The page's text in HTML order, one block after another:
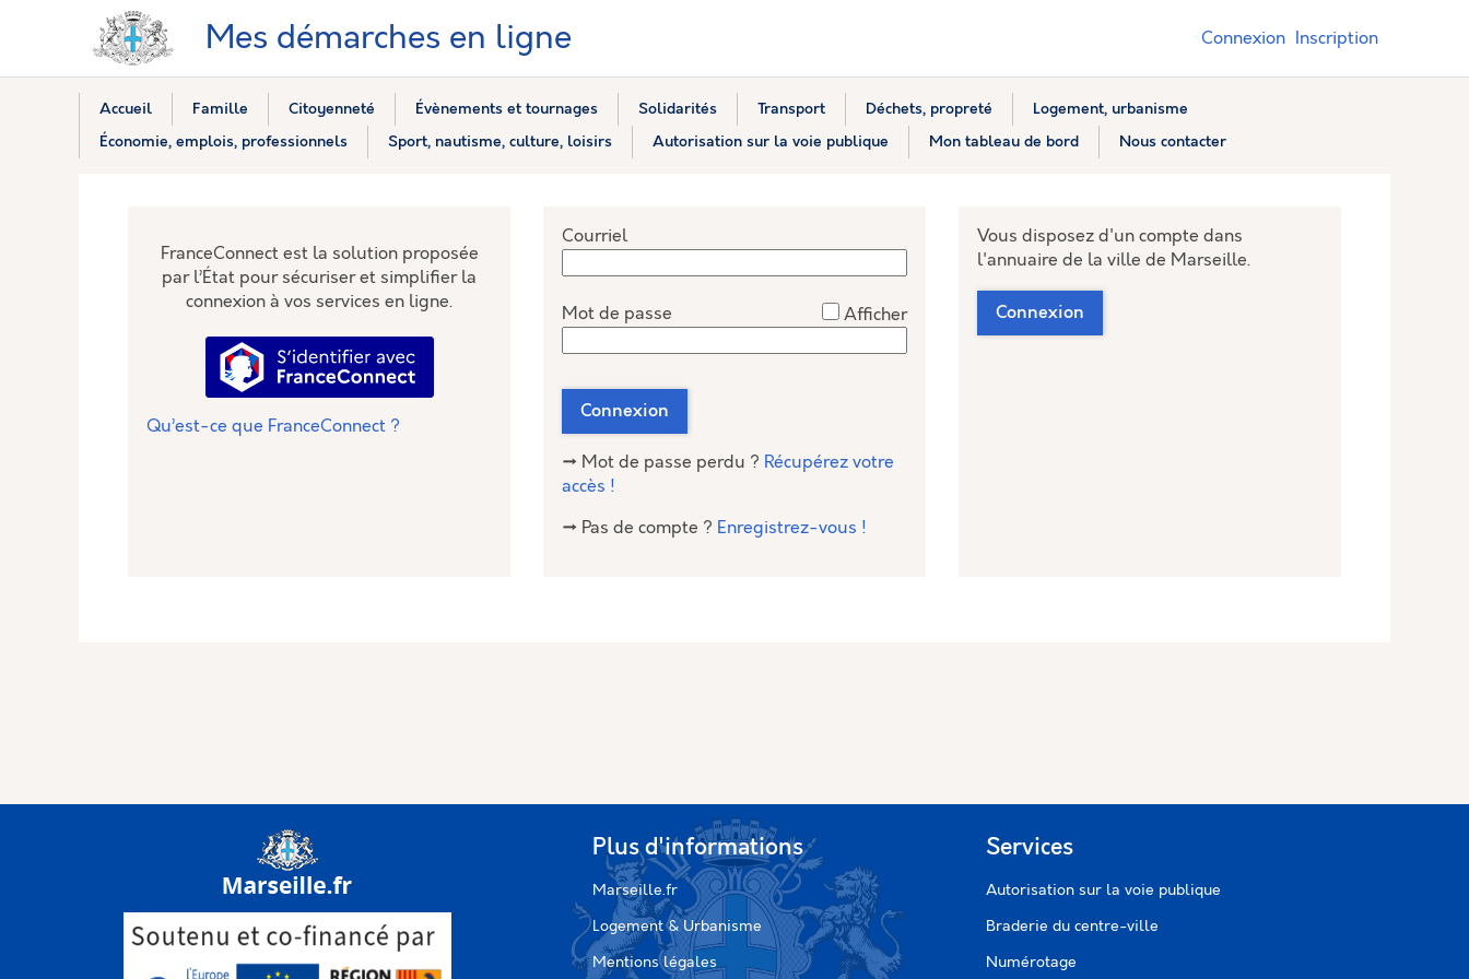
Mes démarches en ligne Connexion Inscription
Accueil Famille Citoyenneté Évènements et tournages Solidarités Transport Déchets, propreté
Logement, urbanisme
Économie, emplois, professionnels
Sport, nautisme, culture, loisirs Autorisation sur la voie publique Mon tableau de bord Nous contacter
FranceConnect est la solution proposée
par l’État pour sécuriser et simplifier la
connexion à vos services en ligne.
S’identifier avec FranceConnect
Qu’est-ce que FranceConnect ?
Courriel
Mot de passe Afficher
Connexion
→ Mot de passe perdu ? Récupérez votre
accès !
→ Pas de compte ? Enregistrez-vous !
Vous disposez d'un compte dans
l'annuaire de la ville de Marseille.
Connexion
Plus d'informations
Marseille.fr
Logement & Urbanisme
Mentions légales
Services
Autorisation sur la voie publique
Braderie du centre-ville
Numérotage